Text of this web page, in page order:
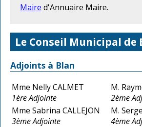
Maire d'Annuaire Maire.
Le Conseil Municipal de
Adjoints à Blan
Mme Nelly CALMET
1ère Adjointe
M.
2ème
Mme Sabrina CALLEJON
3ème Adjointe
M.
4ème